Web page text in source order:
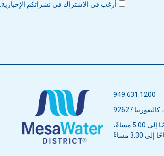
أرغب في الاشتراك في نشراتكم الإخبارية.
949.631.1200